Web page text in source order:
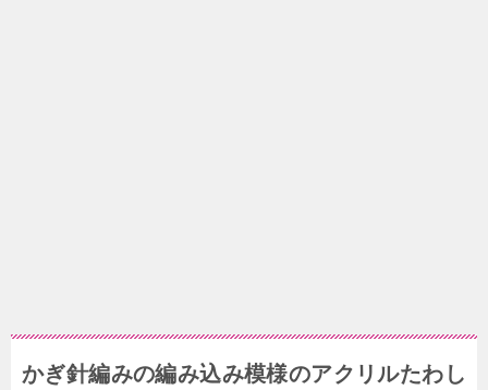
かぎ針編みの編み込み模様のアクリルたわし